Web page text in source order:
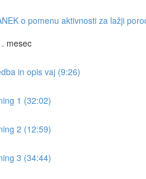
o pomenu aktivnosti za lažji
mesec
in opis vaj (9:26)
1 (32:02)
2 (12:59)
3 (34:44)